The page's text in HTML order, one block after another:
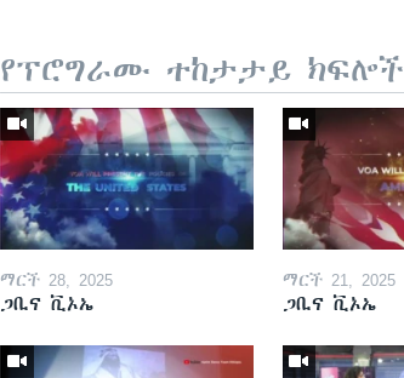
የፕሮግራሙ ተከታታይ ክፍሎች
ማርች 28, 2025
ጋቢና ቪኦኤ
ማርች 21, 2025
ጋቢና ቪኦኤ